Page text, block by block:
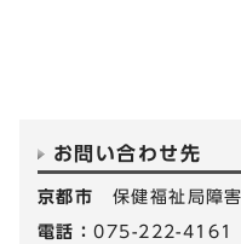
お問い合わせ先
京都市 保健福祉局障
電話：075-222-4161